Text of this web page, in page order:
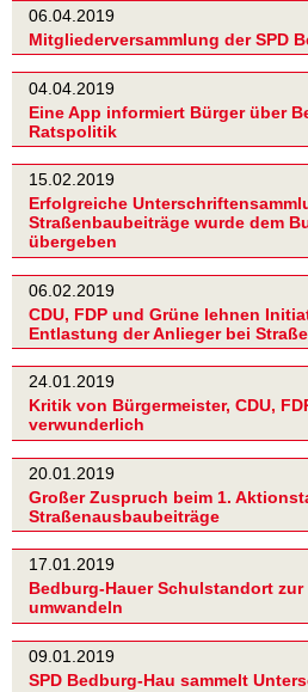
06.04.2019
Mitgliederversammlung der SPD
04.04.2019
Eine App informiert Bürger über
Ratspolitik
15.02.2019
Erfolgreiche
Straßenbaubeiträge wurde dem
übergeben
06.02.2019
CDU, FDP und Grüne lehnen
Entlastung der Anlieger bei
24.01.2019
Kritik von Bürgermeister, CDU,
verwunderlich
20.01.2019
Großer Zuspruch beim 1.
Straßenausbaubeiträge
17.01.2019
Bedburg-Hauer Schulstandort
umwandeln
09.01.2019
SPD Bedburg-Hau sammelt